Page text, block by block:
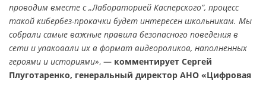
проводим вместе с „Лабораторией Касперского”, процесс
такой кибербез-прокачки будет интересен школьникам. Мы
собрали самые важные правила безопасного поведения в
сети и упаковали их в формат видеороликов, наполненных
героями и историями», — комментирует Сергей
Плуготаренко, генеральный директор АНО «Цифровая